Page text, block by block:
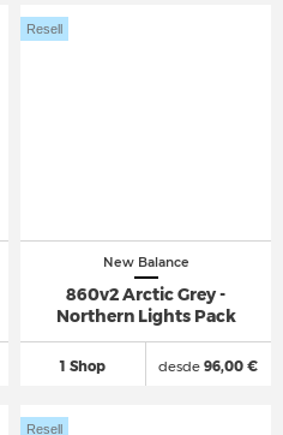
New Balance
860v2 Arctic Grey -
Northern Lights Pack
1 Shop
Resell
desde 96,00 €
Resell